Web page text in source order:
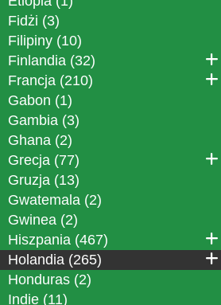
Fidżi (3)
Filipiny (10)
Finlandia (32)
Francja (210)
Gabon (1)
Gambia (3)
Ghana (2)
Grecja (77)
Gruzja (13)
Gwatemala (2)
Gwinea (2)
Hiszpania (467)
Holandia (265)
Honduras (2)
Indie (11)